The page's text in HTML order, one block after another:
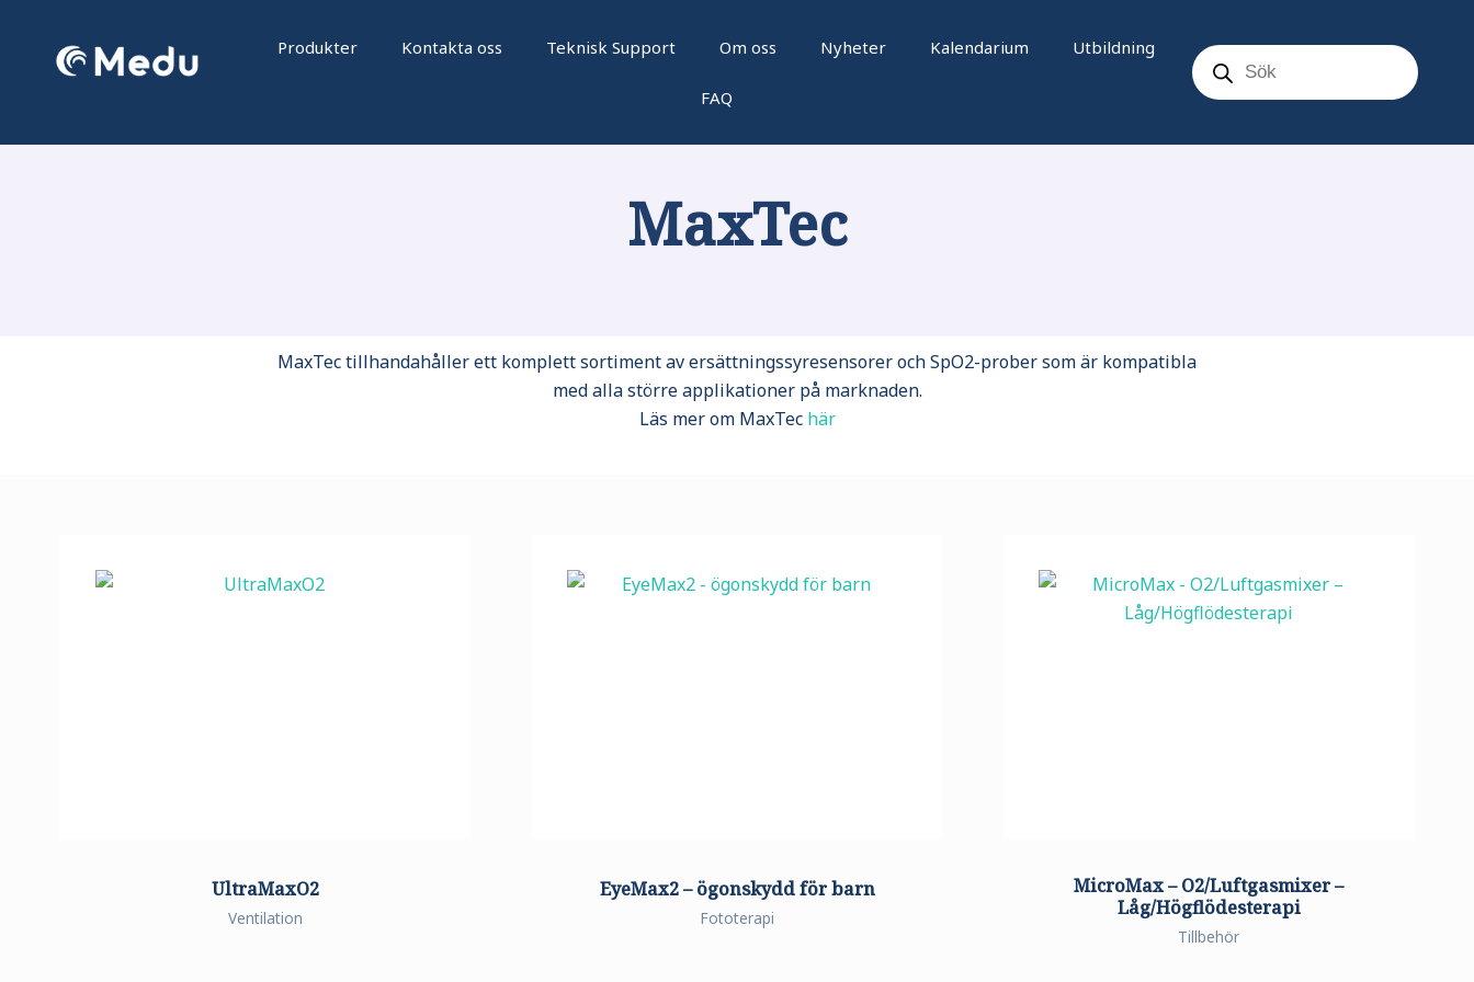
innehåll
Produkter Kontakta oss Teknisk Support Om oss Nyheter Kalendarium Utbildning
FAQ
Products
search
MaxTec
MaxTec tillhandahåller ett komplett sortiment av ersättningssyresensorer och SpO2-prober som är kompatibla
med alla större applikationer på marknaden.
Läs mer om MaxTec här
UltraMaxO2
Ventilation
EyeMax2 – ögonskydd för barn
Fototerapi
MicroMax – O2/Luftgasmixer –
Låg/Högflödesterapi
Tillbehör